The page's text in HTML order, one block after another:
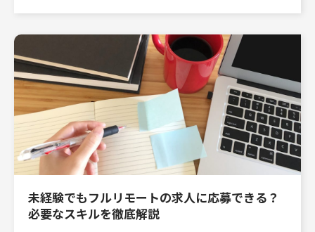
未経験でもフルリモートの求人に応募できる？
必要なスキルを徹底解説